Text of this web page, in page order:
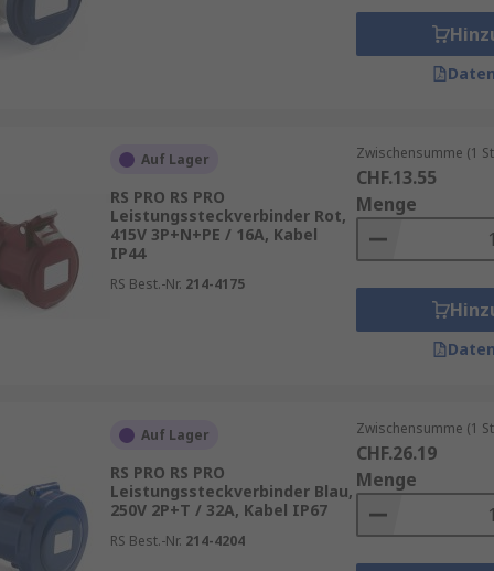
Bauweise und hohe Widerstandsfähigkeit gegenüber
und Hochstromsteckverbindern sollten
Sortiment an hochwertigen Lösungen, darunter
Führende Marken wie
Mennekes,
Zuverlässigkeit und hohe Performance in
Auf Lager
RS PRO RS PRO
Leistungssteckverbinder Rot,
415V 3P+N+PE / 16A, Kabel
IP44
RS Best.-Nr. 214-4175
Zwischensumme (1
CHF.13.55
Menge
Auf Lager
RS PRO RS PRO
Leistungssteckverbinder Blau,
250V 2P+T / 32A, Kabel IP67
RS Best.-Nr. 214-4204
Zwischensumme (1
CHF.26.19
Menge